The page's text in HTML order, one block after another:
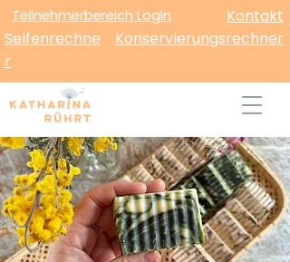
Teilnehmerbereich LogIn
Kontakt
Seifenrechne
r
Konservierungsrechner